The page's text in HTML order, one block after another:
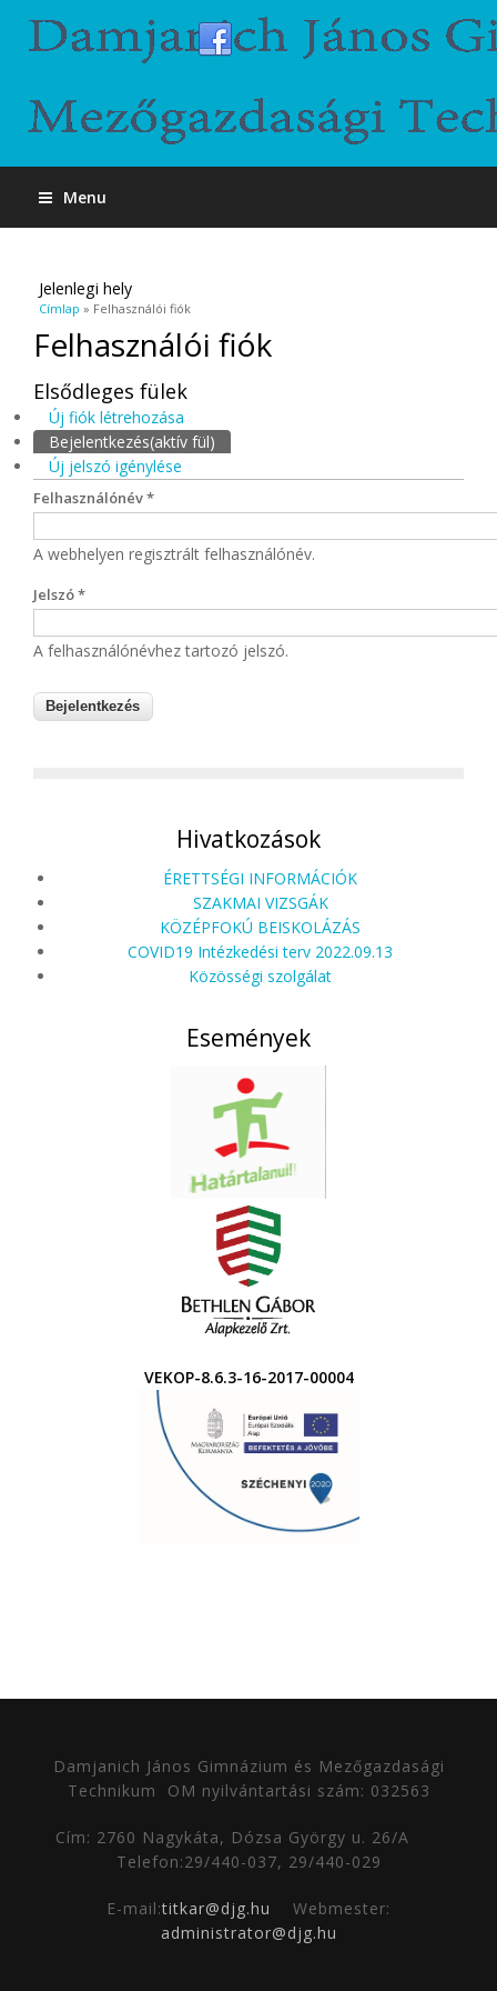
Menu
Jelenlegi hely
Címlap » Felhasználói fiók
Felhasználói fiók
Elsődleges fülek
Új fiók létrehozása
Bejelentkezés(aktív fül)
Új jelszó igénylése
Felhasználónév*
A webhelyen regisztrált felhasználónév.
Jelszó*
A felhasználónévhez tartozó jelszó.
Hivatkozások
ÉRETTSÉGI INFORMÁCIÓK
SZAKMAI VIZSGÁK
KÖZÉPFOKÚ BEISKOLÁZÁS
COVID19 Intézkedési terv 2022.09.13
Közösségi szolgálat
Események
VEKOP-8.6.3-16-2017-00004
Damjanich János Gimnázium és Mezőgazdasági
Technikum
OM nyilvántartási szám: 032563
Cím: 2760 Nagykáta, Dózsa György u. 26/A
Telefon:29/440-037, 29/440-029
E-mail:titkar@djg.hu
Webmester:
administrator@djg.hu